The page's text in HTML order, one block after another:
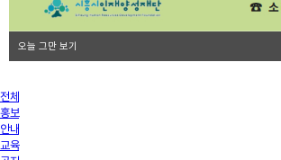
오늘 그만 보기
전체
홍보
안내
교육